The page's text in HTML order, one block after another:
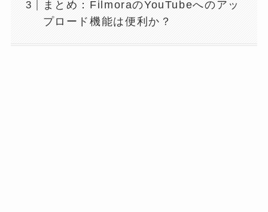
まとめ：FilmoraのYouTubeへのアッ
プロード機能は便利か？